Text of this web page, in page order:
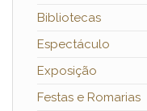
Bibliotecas
Espectáculo
Exposição
Festas e Romarias